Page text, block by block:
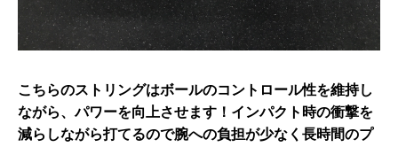
こちらのストリングはボールのコントロール性を維持し
ながら、パワーを向上させます！インパクト時の衝撃を
減らしながら打てるので腕への負担が少なく長時間のプ